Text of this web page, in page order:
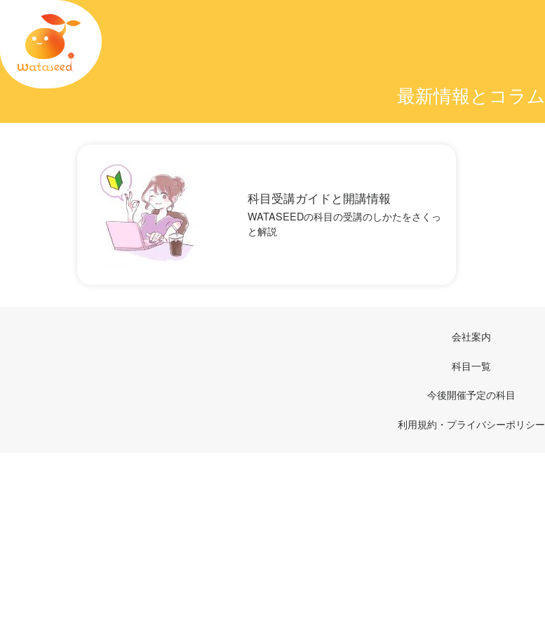
最新情報とコラム
科目受講ガイドと開講情報
WATASEEDの科目の受講のしかたをさくっ
と解説
会社案内
科目一覧
今後開催予定の科目
利用規約・プライバシーポリシー